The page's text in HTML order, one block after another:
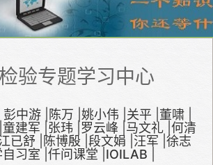
验专题学习中心
彭中游 陈万 姚小伟 关平 董啸
童建军 |张玮 |罗云峰 |马文礼 何清
已舒 陈博殷 段文娟 汪军 徐志
自习室| 仟问课堂 IOILAB